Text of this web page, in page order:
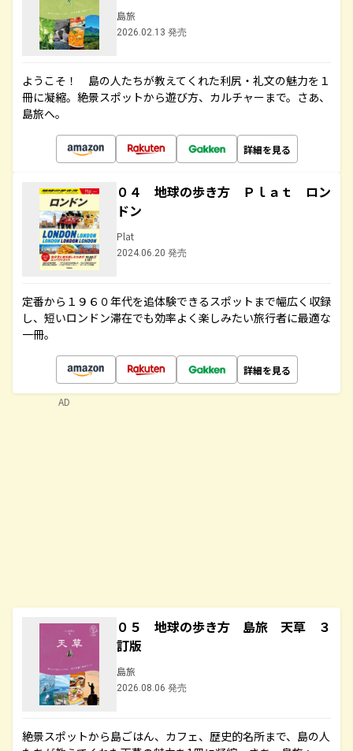
島旅
2026.02.13 発売
ようこそ！ 島の人たちが教えてくれた利尻・礼文の魅力を１
冊に凝縮。絶景スポットから遊び方、カルチャーまで。さあ、
島旅へ。
詳細を見る
０４ 地球の歩き方 Ｐｌａｔ ロン
ドン
Plat
2024.06.20 発売
定番から１９６０年代を追体験できるスポットまで幅広く収録
し、短いロンドン滞在でも効率よく楽しみたい旅行者に最適な
一冊。
詳細を見る
０５ 地球の歩き方 島旅 天草 ３
訂版
島旅
2026.08.06 発売
絶景スポットから島ごはん、カフェ、歴史的名所まで、島の人
AD